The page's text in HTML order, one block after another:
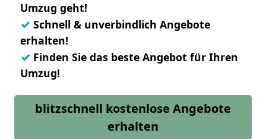
Umzug geht!
✓ Schnell & unverbindlich Angebote
erhalten!
✓ Finden Sie das beste Angebot für Ihren
Umzug!
blitzschnell kostenlose Angebote
erhalten